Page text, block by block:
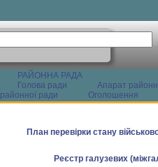
РАЙОННА РАДА
Голова ради
Апарат
районної ради
Оголошення
План перевірки стану
Реєстр галузевих